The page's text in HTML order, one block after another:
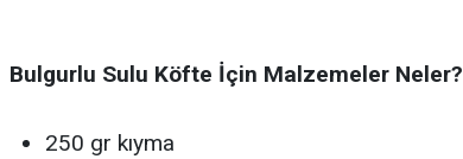
Bulgurlu Sulu Köfte İçin Malzemeler Neler?
250 gr kıyma